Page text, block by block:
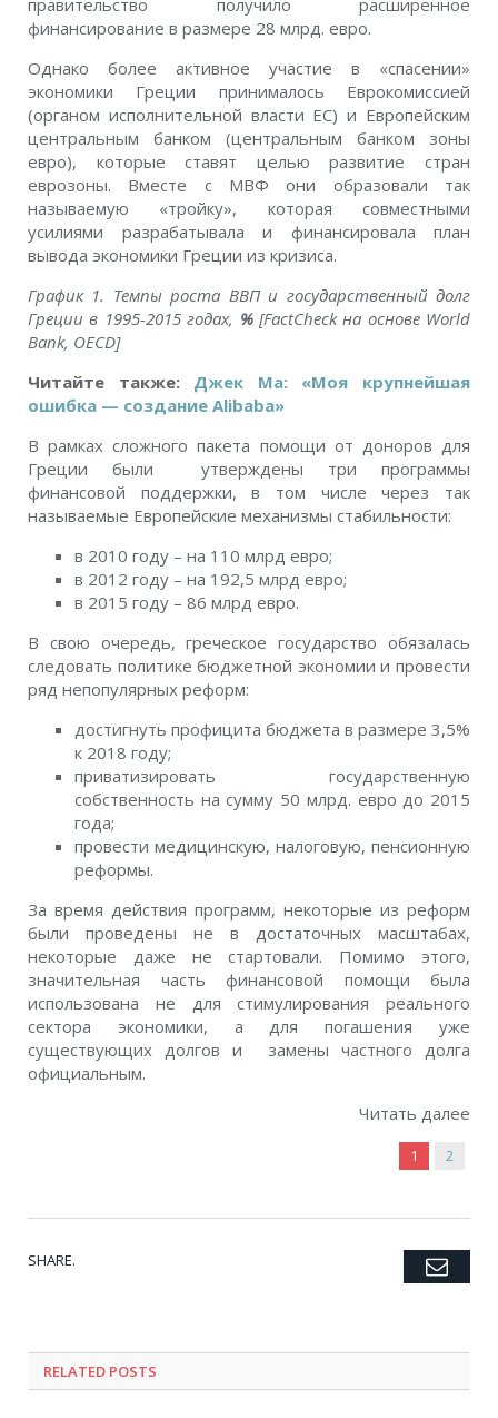
правительство получило расширенное
финансирование в размере 28 млрд. евро.
Однако более активное участие в «спасении»
экономики Греции принималось Еврокомиссией
(органом исполнительной власти ЕС) и Европейским
центральным банком (центральным банком зоны
евро), которые ставят целью развитие стран
еврозоны. Вместе с МВФ они образовали так
называемую «тройку», которая совместными
усилиями разрабатывала и финансировала план
вывода экономики Греции из кризиса.
График 1. Темпы роста ВВП и государственный долг
Греции в 1995-2015 годах, %[FactCheck на основе World
Bank, OECD]
Читайте также: Джек Ма: «Моя крупнейшая
ошибка — создание Alibaba»
В рамках сложного пакета помощи от доноров для
Греции были утверждены три программы
финансовой поддержки, в том числе через так
называемые Европейские механизмы стабильности:
в 2010 году – на 110 млрд евро;
в 2012 году – на 192,5 млрд евро;
в 2015 году – 86 млрд евро.
В свою очередь, греческое государство обязалась
следовать политике бюджетной экономии и провести
ряд непопулярных реформ:
достигнуть профицита бюджета в размере 3,5%
к 2018 году;
приватизировать государственную
собственность на сумму 50 млрд. евро до 2015
года;
провести медицинскую, налоговую, пенсионную
реформы.
За время действия программ, некоторые из реформ
были проведены не в достаточных масштабах,
некоторые даже не стартовали. Помимо этого,
значительная часть финансовой помощи была
использована не для стимулирования реального
сектора экономики, а для погашения уже
существующих долгов и замены частного долга
официальным.
Читать далее
1 2
SHARE. Twitter
Facebook
Google+
Pinterest
LinkedIn
Tumblr
RELATED POSTS